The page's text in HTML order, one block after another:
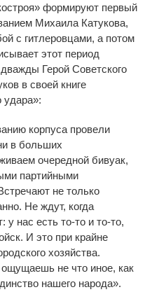
» формируют первый
Михаила Катукова,
с гитлеровцами, а потом
этот период
Герой Советского
в своей книге
удара»:
корпуса провели
в больших
очередной бивуак,
партийными
не только
Не ждут, когда
у нас есть то-то и то-то,
И это при крайне
хозяйства.
ощущаешь не что иное, как
нашего народа».